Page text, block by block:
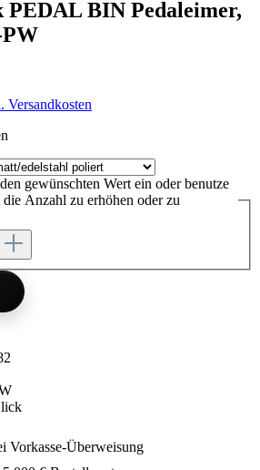
PEDAL BIN Pedaleimer,
PW
gewünschten Wert ein oder benutze
Anzahl zu erhöhen oder zu
Vorkasse-Überweisung